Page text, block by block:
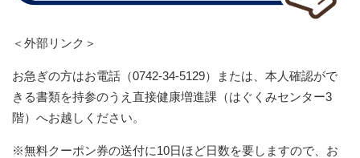
＜外部リンク＞
お急ぎの方はお電話（0742-34-5129）または、本人確認がで
きる書類を持参のうえ直接健康増進課（はぐくみセンター3
階）へお越しください。
※無料クーポン券の送付に10日ほど日数を要しますので、お